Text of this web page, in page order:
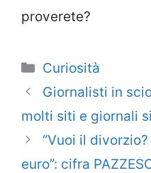
proverete?
Categorie
Curiosità
Giornalisti in
molti siti e giornali
“Vuoi il
euro”: cifra